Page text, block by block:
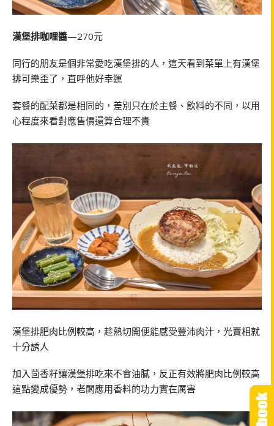
漢堡排咖哩醬—270元
同行的朋友是個非常愛吃漢堡排的人，這天看到菜單上有漢堡
排可樂歪了，直呼他好幸運
套餐的配菜都是相同的，差別只在於主餐、飲料的不同，以用
心程度來看對應售價還算合理不貴
漢堡排肥肉比例較高，趁熱切開便能感受豐沛肉汁，光賣相就
十分誘人
加入茴香籽讓漢堡排吃來不會油膩，反正有效將肥肉比例較高
這點變成優勢，老闆應用香料的功力實在厲害